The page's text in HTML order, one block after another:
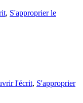
, S'approprier le
l'écrit, S'approprier